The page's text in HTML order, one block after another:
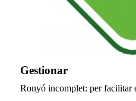
Gestionar
Ronyó incomplet: per facilitar